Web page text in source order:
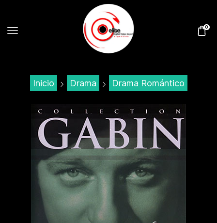
0
Inicio Drama Drama Romántico